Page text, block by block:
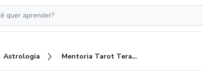
Astrologia Mentoria Tarot Terapêutico